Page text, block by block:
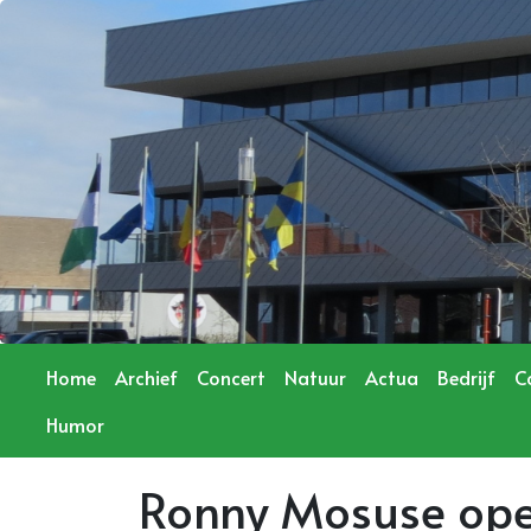
Home Archief Concert Natuur Actua Bedrijf
Humor
Ronny Mosuse